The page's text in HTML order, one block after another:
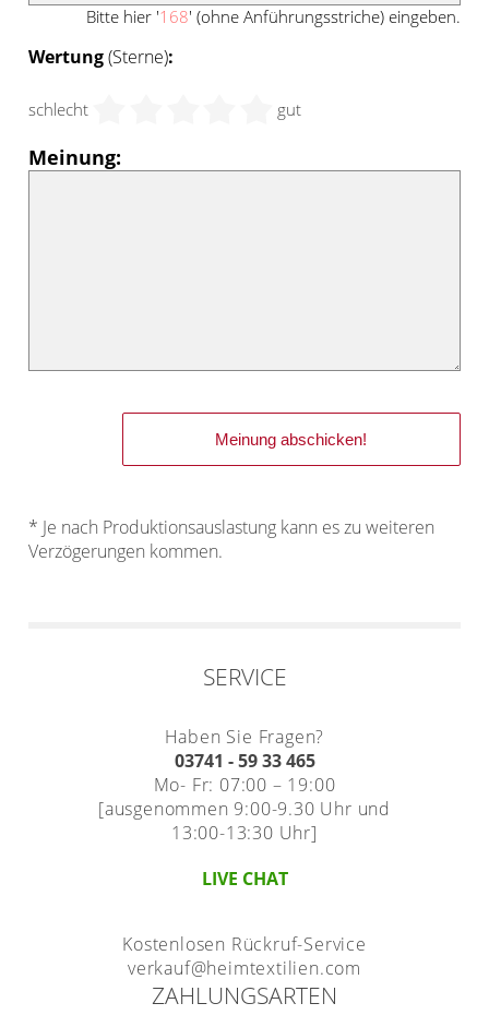
Bitte hier '168' (ohne Anführungsstriche) eingeben.
Wertung(Sterne):
schlecht gut
Meinung:
* Je nach Produktionsauslastung kann es zu weiteren
Verzögerungen kommen.
SERVICE
Haben Sie Fragen?
03741 - 59 33 465
Mo- Fr: 07:00 – 19:00
[ausgenommen 9:00-9.30 Uhr und
13:00-13:30 Uhr]
LIVE CHAT
Kostenlosen Rückruf-Service
verkauf@heimtextilien.com
ZAHLUNGSARTEN